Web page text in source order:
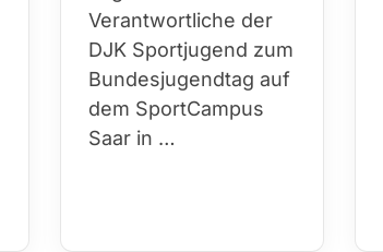
Verantwortliche der
DJK Sportjugend zum
Bundesjugendtag auf
dem SportCampus
Saar in …